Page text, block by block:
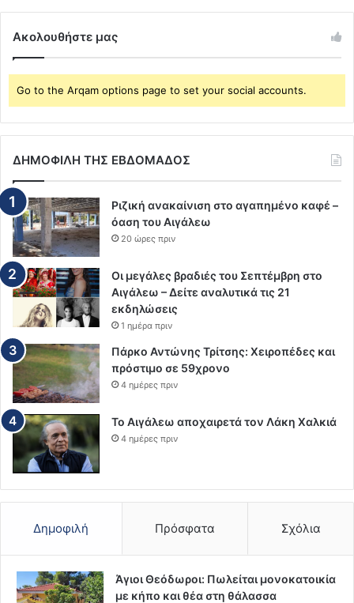
Ακολουθήστε μας
Go to the Arqam options page to set your social accounts.
ΔΗΜΟΦΙΛΗ ΤΗΣ ΕΒΔΟΜΑΔΟΣ
Ριζική ανακαίνιση στο αγαπημένο καφέ –
όαση του Αιγάλεω
20 ώρες πριν
Οι μεγάλες βραδιές του Σεπτέμβρη στο
Αιγάλεω – Δείτε αναλυτικά τις 21
εκδηλώσεις
1 ημέρα πριν
Πάρκο Αντώνης Τρίτσης: Χειροπέδες και
πρόστιμο σε 59χρονο
4 ημέρες πριν
Το Αιγάλεω αποχαιρετά τον Λάκη Χαλκιά
4 ημέρες πριν
Δημοφιλή Πρόσφατα Σχόλια
Άγιοι Θεόδωροι: Πωλείται μονοκατοικία
με κήπο και θέα στη θάλασσα